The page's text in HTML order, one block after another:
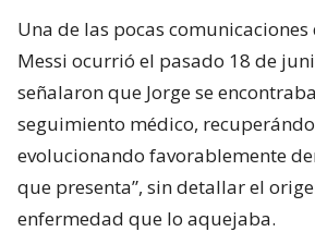
Una de las pocas
Messi ocurrió el pasado 18 de
señalaron que Jorge se
seguimiento médico,
evolucionando favorablemente
que presenta”, sin detallar el
enfermedad que lo aquejaba.